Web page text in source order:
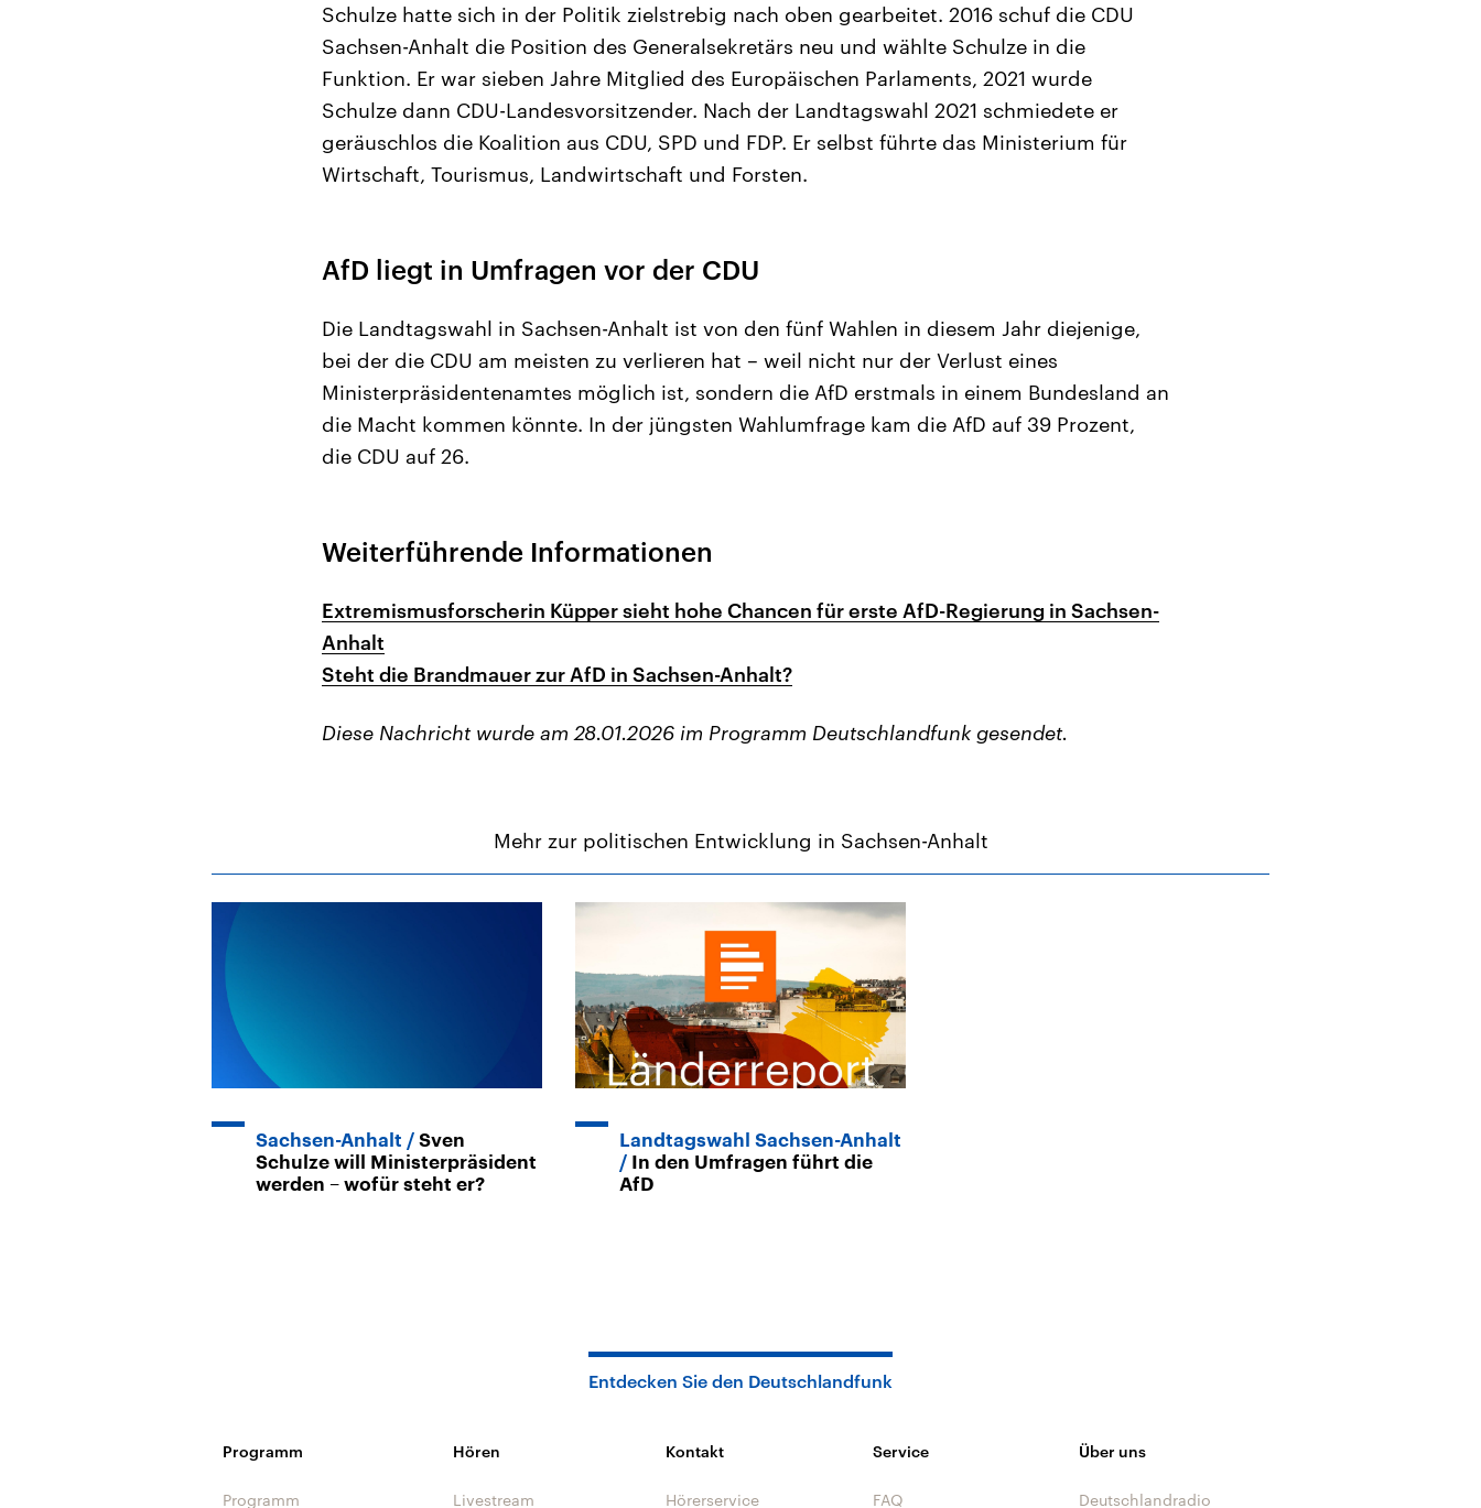
Schulze hatte sich in der Politik zielstrebig nach oben gearbeitet. 2016 schuf die CDU
Sachsen-Anhalt die Position des Generalsekretärs neu und wählte Schulze in die
Funktion. Er war sieben Jahre Mitglied des Europäischen Parlaments, 2021 wurde
Schulze dann CDU-Landesvorsitzender. Nach der Landtagswahl 2021 schmiedete er
geräuschlos die Koalition aus CDU, SPD und FDP. Er selbst führte das Ministerium für
Wirtschaft, Tourismus, Landwirtschaft und Forsten.
AfD liegt in Umfragen vor der CDU
Die Landtagswahl in Sachsen-Anhalt ist von den fünf Wahlen in diesem Jahr diejenige,
bei der die CDU am meisten zu verlieren hat – weil nicht nur der Verlust eines
Ministerpräsidentenamtes möglich ist, sondern die AfD erstmals in einem Bundesland an
die Macht kommen könnte. In der jüngsten Wahlumfrage kam die AfD auf 39 Prozent,
die CDU auf 26.
Weiterführende Informationen
Extremismusforscherin Küpper sieht hohe Chancen für erste AfD-Regierung in Sachsen-
Anhalt
Steht die Brandmauer zur AfD in Sachsen-Anhalt?
Diese Nachricht wurde am 28.01.2026 im Programm Deutschlandfunk gesendet.
Mehr zur politischen Entwicklung in Sachsen-Anhalt
Sachsen-Anhalt
Sven
Schulze will Ministerpräsident
werden – wofür steht er?
Landtagswahl Sachsen-Anhalt
In den Umfragen führt die
AfD
Entdecken Sie den Deutschlandfunk
Programm
Programm
Hören
Livestream
Kontakt
Hörerservice
Service
FAQ
Über uns
Deutschlandradio